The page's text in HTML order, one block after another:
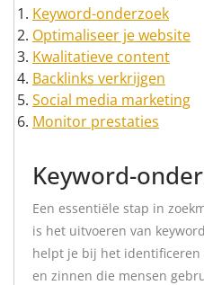
Keyword-onderzoek
Optimaliseer je website
Kwalitatieve content
Backlinks verkrijgen
Social media marketing
Monitor prestaties
Keyword-
Een essentiële stap in
is het uitvoeren van
helpt je bij het identificeren
en zinnen die mensen